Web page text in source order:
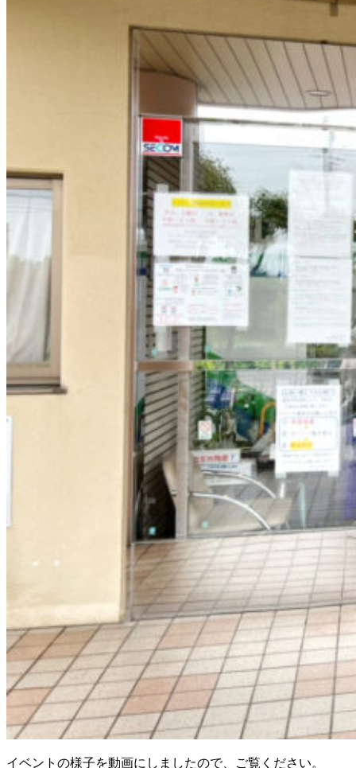
イベントの様子を動画にしましたので、ご覧ください。